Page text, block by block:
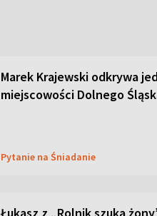
Marek Krajewski odkrywa
miejscowości Dolnego
Pytanie na Śniadanie